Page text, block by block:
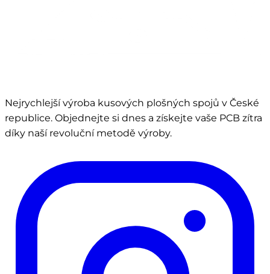
Nejrychlejší výroba kusových plošných spojů v České
republice. Objednejte si dnes a získejte vaše PCB zítra
díky naší revoluční metodě výroby.